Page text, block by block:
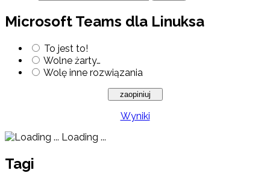
Microsoft Teams dla Linuksa
To jest to!
Wolne żarty…
Wolę inne rozwiązania
Wyniki
Loading ...
Tagi